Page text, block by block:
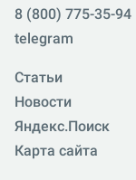
8 (800) 775-35-94
telegram
Статьи
Новости
Яндекс.Поиск
Карта сайта